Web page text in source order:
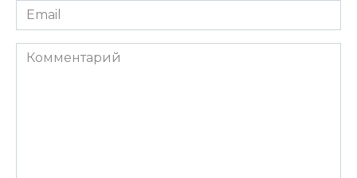
Email
Комментарий